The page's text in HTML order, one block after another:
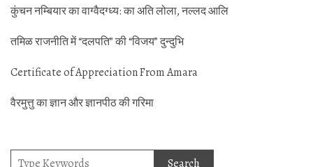
कुंचन नम्‍बियार का वाग्‍वैदग्‍ध्‍य: का अति लोला, नल्‍लद आलि
तमिळ राजनीति में “दलपति” की “विजय” दुन्‍दुभि
Certificate of Appreciation From Amara
वैरमुत्तु का ज्ञान और ज्ञानपीठ की गर‍िमा